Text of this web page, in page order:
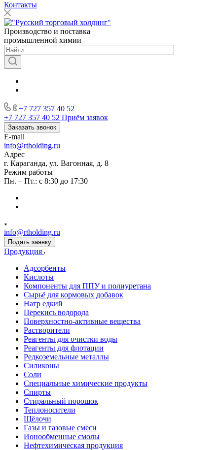
Контакты
Производство и поставка
промышленной химии
+7 727 357 40 52
+7 727 357 40 52 Приём заявок
Заказать звонок
E-mail
info@rtholding.ru
Адрес
г. Караганда, ул. Вагонная, д. 8
Режим работы
Пн. – Пт.: с 8:30 до 17:30
info@rtholding.ru
Подать заявку
Продукция
Адсорбенты
Кислоты
Компоненты для ППУ и полиуретана
Сырьё для кормовых добавок
Натр едкий
Перекись водорода
Поверхностно-активные вещества
Растворители
Реагенты для очистки воды
Реагенты для флотации
Редкоземельные металлы
Силиконы
Соли
Специальные химические продукты
Спирты
Стиральный порошок
Теплоносители
Щёлочи
Газы и газовые смеси
Ионообменные смолы
Нефтехимическая продукция